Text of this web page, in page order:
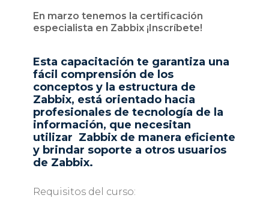
En marzo tenemos la certificación
especialista en Zabbix ¡Inscríbete!
Esta capacitación te garantiza una
fácil comprensión de los
conceptos y la estructura de
Zabbix, está orientado hacia
profesionales de tecnología de la
información, que necesitan
utilizar Zabbix de manera eficiente
y brindar soporte a otros usuarios
de Zabbix.
Requisitos del curso: